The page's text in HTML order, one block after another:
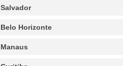
Salvador
Belo Horizonte
Manaus